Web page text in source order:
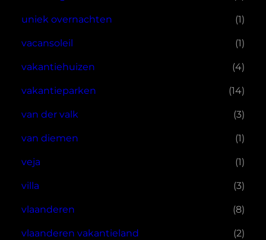
uniek overnachten (1)
vacansoleil (1)
vakantiehuizen (4)
vakantieparken (14)
van der valk (3)
van diemen (1)
veja (1)
villa (3)
vlaanderen (8)
vlaanderen vakantieland (2)